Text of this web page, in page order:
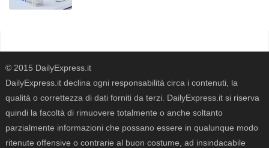
© 2015 DailyExpress.it
DailyExpress.it declina ogni responsabilità circa i contenuti, la
qualità o correttezza di dati forniti da terzi. DailyExpress.it si riserva
quindi la facoltà di rimuovere totalmente o anche soltanto
parzialmente informazioni che possano essere in qualunque modo
ritenute offensive o contrarie al buon costume, ad insindacabile